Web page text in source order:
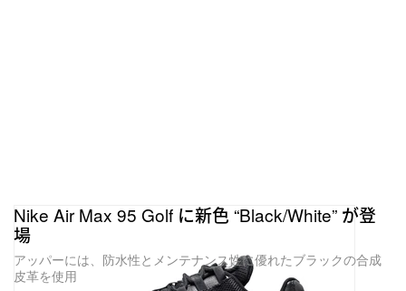
Nike Air Max 95 Golf に新色 “Black/White” が登
場
アッパーには、防水性とメンテナンス性に優れたブラックの合成
皮革を使用